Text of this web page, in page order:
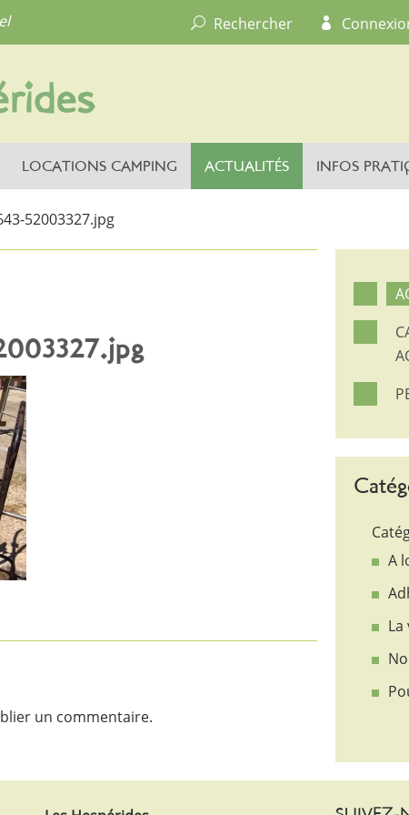
LOCATIONS CAMPING ACTUALITÉS INFOS
Rechercher
52003327.jpg
un commentaire.
A
La